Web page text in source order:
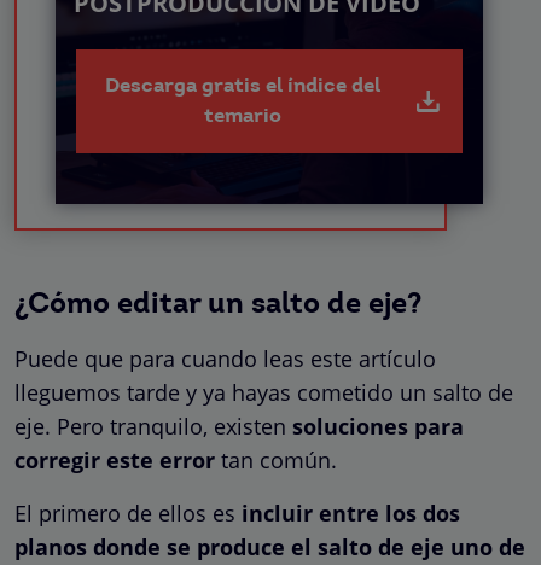
Descarga gratis el índice del
temario
¿Cómo editar un salto de eje?
Puede que para cuando leas este artículo
lleguemos tarde y ya hayas cometido un salto de
eje. Pero tranquilo, existen soluciones para
corregir este error tan común.
El primero de ellos es incluir entre los dos
planos donde se produce el salto de eje uno de